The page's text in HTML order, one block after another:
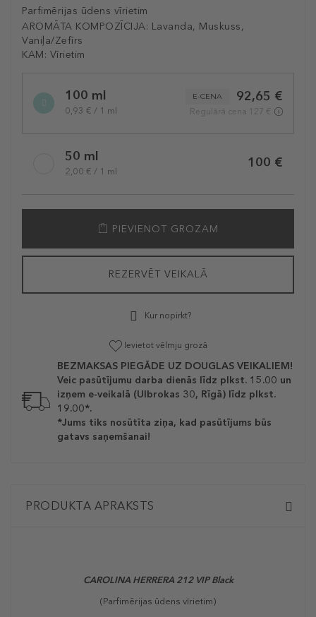
Parfimērijas ūdens vīrietim
AROMĀTA KOMPOZĪCIJA: Lavanda, Muskuss,
Vaniļa/Zefīrs
KAM: Vīrietim
no
variation100 ml
0,93 € / 1 ml
92,65 €
E-CENA
Regulārā cena 127 €
50 ml
2,00 € / 1 ml
100 €
PIEVIENOT GROZAM
REZERVĒT VEIKALĀ
Kur nopirkt?
Ievietot vēlmju grozā
BEZMAKSAS PIEGĀDE UZ DOUGLAS VEIKALIEM!
Veic pasūtījumu darba dienās līdz plkst. 15.00 un
izņem e-veikalā (Ulbrokas 30, Rīgā) līdz plkst.
19.00*.
*Jums tiks nosūtīta ziņa, kad pasūtījums būs
gatavs saņemšanai!
PRODUKTA APRAKSTS
CAROLINA HERRERA 212 VIP Black
(Parfimērijas ūdens vīrietim)